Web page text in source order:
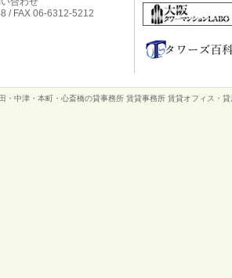
/ FAX 06-6312-5212
・中津・本町・心斎橋の貸事務所 賃貸事務所 賃貸オフィス・